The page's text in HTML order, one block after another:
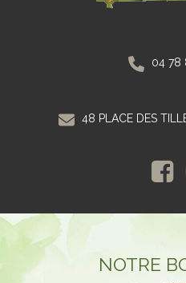
04 78
48 PLACE DES
NOTRE